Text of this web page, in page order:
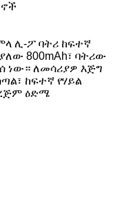
ሊ-ፖ ባትሪ ከፍተኛ
800mAh፣ ባትሪው
ነው። ለመሳሪያዎ እጅግ
ከፍተኛ የሃይል
ዕድሜ